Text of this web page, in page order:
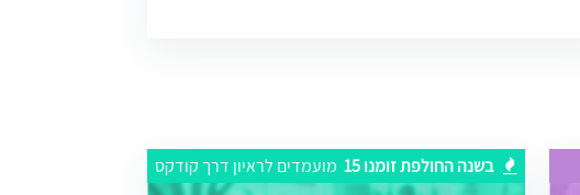
בשנה החולפת זומנו 15 מועמדים לראיון דרך קודקס